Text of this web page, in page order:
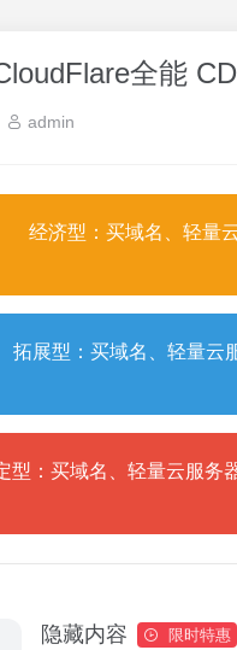
全能
admin
经济型：买域名、轻量
拓展型：买域名、轻量云
型：买域名、轻量云服务
隐藏内容
限时特惠